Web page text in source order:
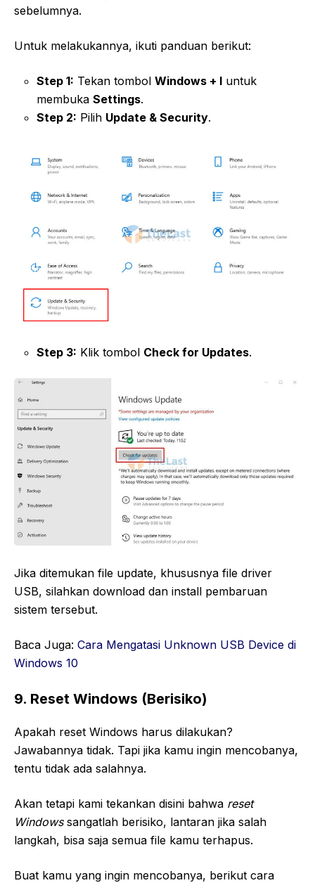
sebelumnya.
Untuk melakukannya, ikuti panduan berikut:
Step 1: Tekan tombol Windows + I untuk
membuka Settings.
Step 2: Pilih Update & Security.
Step 3: Klik tombol Check for Updates.
Jika ditemukan file update, khususnya file driver
USB, silahkan download dan install pembaruan
sistem tersebut.
Baca Juga: Cara Mengatasi Unknown USB Device di
Windows 10
9. Reset Windows (Berisiko)
Apakah reset Windows harus dilakukan?
Jawabannya tidak. Tapi jika kamu ingin mencobanya,
tentu tidak ada salahnya.
Akan tetapi kami tekankan disini bahwa reset
Windowssangatlah berisiko, lantaran jika salah
langkah, bisa saja semua file kamu terhapus.
Buat kamu yang ingin mencobanya, berikut cara